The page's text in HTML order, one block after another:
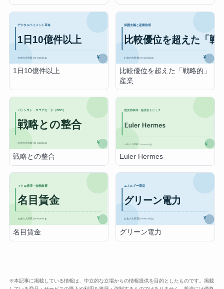
1日10億件以上
比較優位を超えた「戦略的」
産業
戦略との整合 Euler Hermes
名目賃金 グリーン電力
※本記事に掲載している情報は、中立的な立場からの情報提供を目的としたものです。掲載